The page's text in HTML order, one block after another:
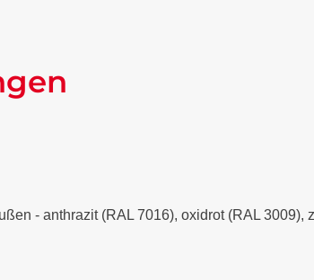
- anthrazit (RAL 7016), oxidrot (RAL 3009),